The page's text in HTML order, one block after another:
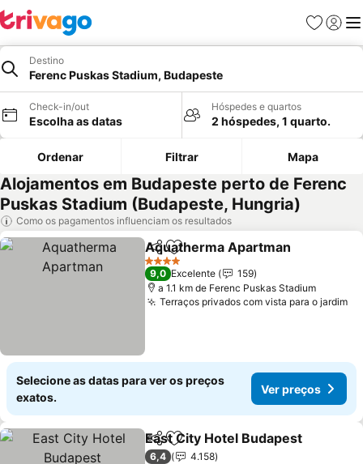
Favoritos
Iniciar
Destino
Ferenc Puskas Stadium, Budapeste
Check-in/out
Escolha as datas
Hóspedes e quartos
2 hóspedes, 1 quarto.
Ordenar Filtrar Mapa
Alojamentos em Budapeste perto de Ferenc
Puskas Stadium (Budapeste, Hungria)
Como os pagamentos influenciam os resultados
PartilharAdicionar aos favoritos
Aquatherma Apartman
4 Estrelas
9,0 Excelente
159
a 1.1 km de Ferenc Puskas Stadium
Terraços privados com vista para o jardim
Selecione as datas para ver os preços
exatos.
Ver preços
PartilharAdicionar aos favoritos
East City Hotel Budapest
6,4
4.158